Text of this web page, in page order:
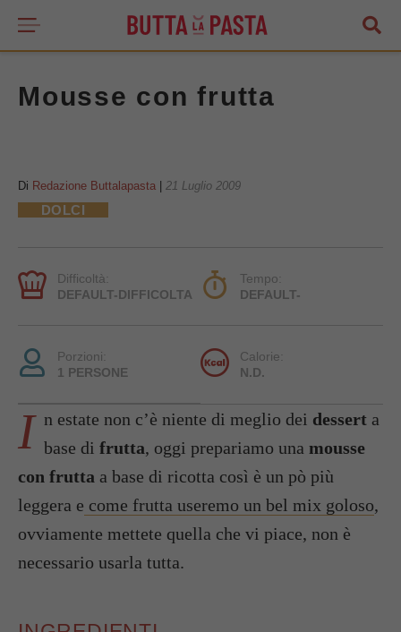
Mousse con frutta
Di Redazione Buttalapasta 21 Luglio 2009
DOLCI
Difficoltà:
DEFAULT-DIFFICOLTA
Tempo:
DEFAULT-
Porzioni:
1 PERSONE
Calorie:
N.D.
I n estate non c’è niente di meglio dei dessert a
base di frutta, oggi prepariamo una mousse
con frutta a base di ricotta così è un pò più
leggera e come frutta useremo un bel mix goloso,
ovviamente mettete quella che vi piace, non è
necessario usarla tutta.